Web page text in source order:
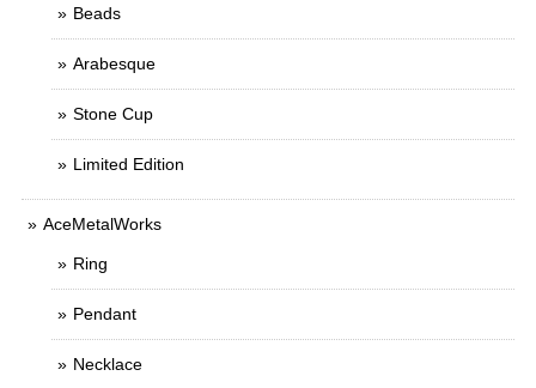
Beads
Arabesque
Stone Cup
Limited Edition
AceMetalWorks
Ring
Pendant
Necklace